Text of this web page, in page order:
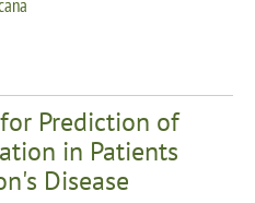
Prediction of
in Patients
Disease